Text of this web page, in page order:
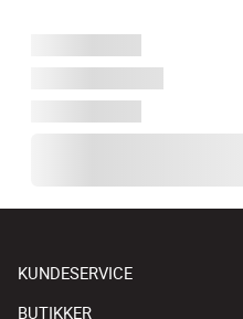
KUNDESERVICE
BUTIKKER